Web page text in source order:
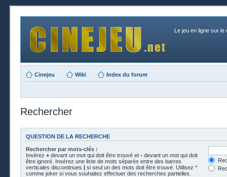
Le jeu en ligne sur le
Cinejeu Wiki Index du forum
Rechercher
QUESTION DE LA RECHERCHE
Rechercher par mots-clés :
Insérez + devant un mot qui doit être trouvé et - devant un mot qui doit
être ignoré. Insérez une liste de mots séparés entre des barres
verticales discontinues | si seul un des mots doit être trouvé. Utilisez *
comme joker si vous souhaitez effectuer des recherches partielles.